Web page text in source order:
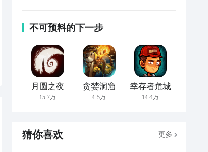
不可预料的下一步
月圆之夜
15.7万
贪婪洞窟
4.5万
幸存者危城
14.4万
猜你喜欢 更多